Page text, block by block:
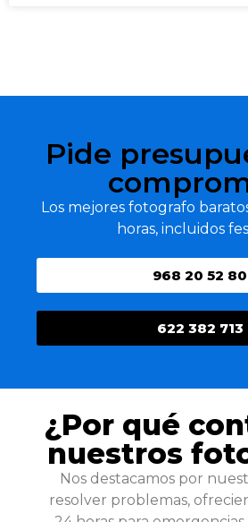
Pide
Los mejores fotografo
horas, incluidos
622 382 713
968 20 52 80
¿Por qué
nuestros
Nos destacamos por
resolver problemas,